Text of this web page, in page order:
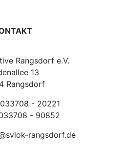
Rangsdorf e.V.
13
Rangsdorf
033708 - 20221
- 90852
rangsdorf.de